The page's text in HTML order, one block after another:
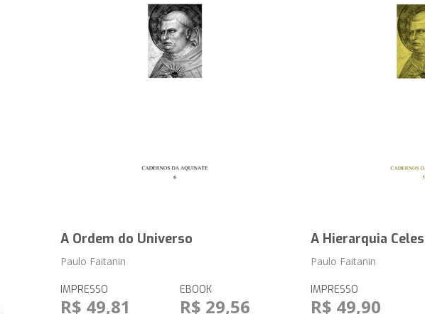
A Ordem do Universo
Paulo Faitanin
IMPRESSO
R$ 49,81
EBOOK
R$ 29,56
A Hierarquia
Paulo Faitanin
IMPRESSO
R$ 49,90